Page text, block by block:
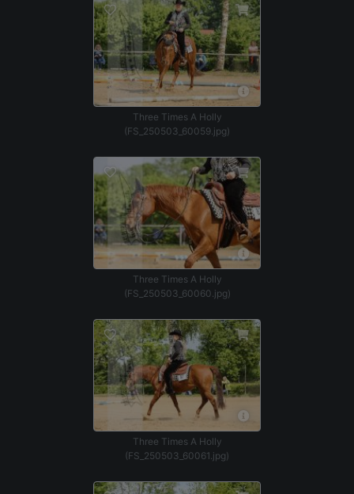
Three Times A Holly
(FS_250503_60059.jpg)
Three Times A Holly
(FS_250503_60060.jpg)
Three Times A Holly
(FS_250503_60061.jpg)